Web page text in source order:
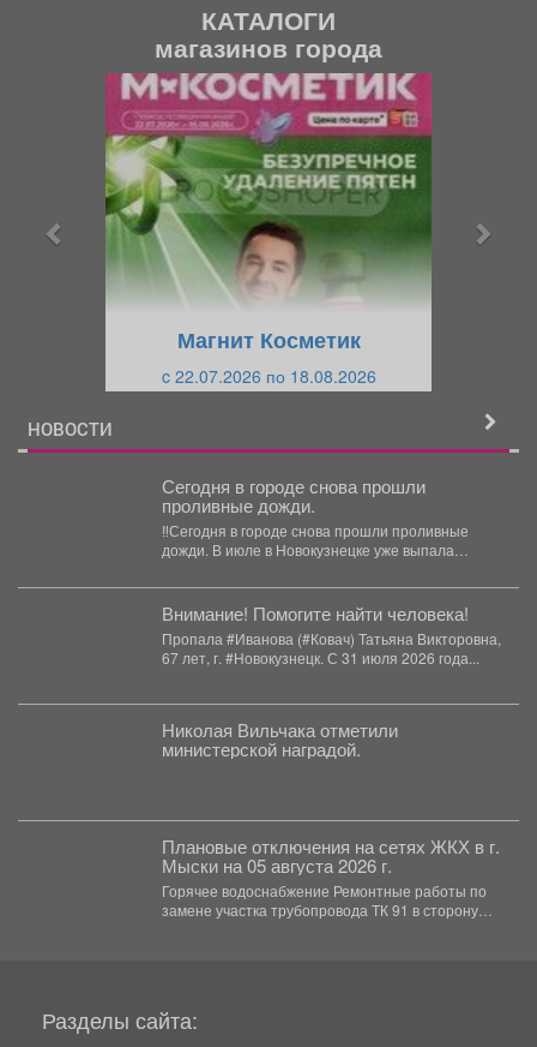
КАТАЛОГИ
магазинов города
Магнит Косметик
c 22.07.2026 по 18.08.2026
НОВОСТИ
️Сегодня в городе снова прошли
проливные дожди.
‼️Сегодня в городе снова прошли проливные
дожди. В июле в Новокузнецке уже выпала
Внимание! Помогите найти человека!
Пропала #Иванова (#Ковач) Татьяна Викторовна,
67 лет, г. #Новокузнецк. С 31 июля 2026 года...
Николая Вильчака отметили
министерской наградой.
Плановые отключения на сетях ЖКХ в г.
Мыски на 05 августа 2026 г.
Горячее водоснабжение Ремонтные работы по
замене участка трубопровода ТК 91 в сторону
Разделы сайта: